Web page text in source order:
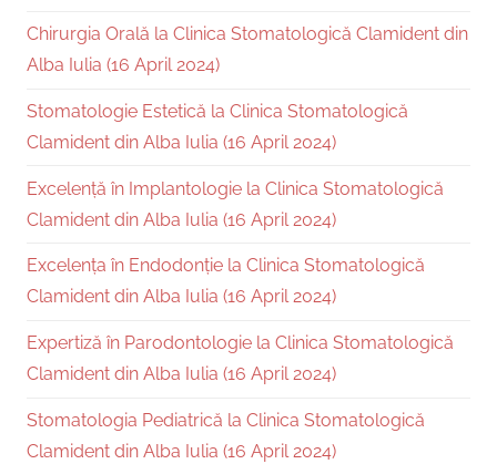
Chirurgia Orală la Clinica Stomatologică Clamident din
Alba Iulia (16 April 2024)
Stomatologie Estetică la Clinica Stomatologică
Clamident din Alba Iulia (16 April 2024)
Excelență în Implantologie la Clinica Stomatologică
Clamident din Alba Iulia (16 April 2024)
Excelența în Endodonție la Clinica Stomatologică
Clamident din Alba Iulia (16 April 2024)
Expertiză în Parodontologie la Clinica Stomatologică
Clamident din Alba Iulia (16 April 2024)
Stomatologia Pediatrică la Clinica Stomatologică
Clamident din Alba Iulia (16 April 2024)